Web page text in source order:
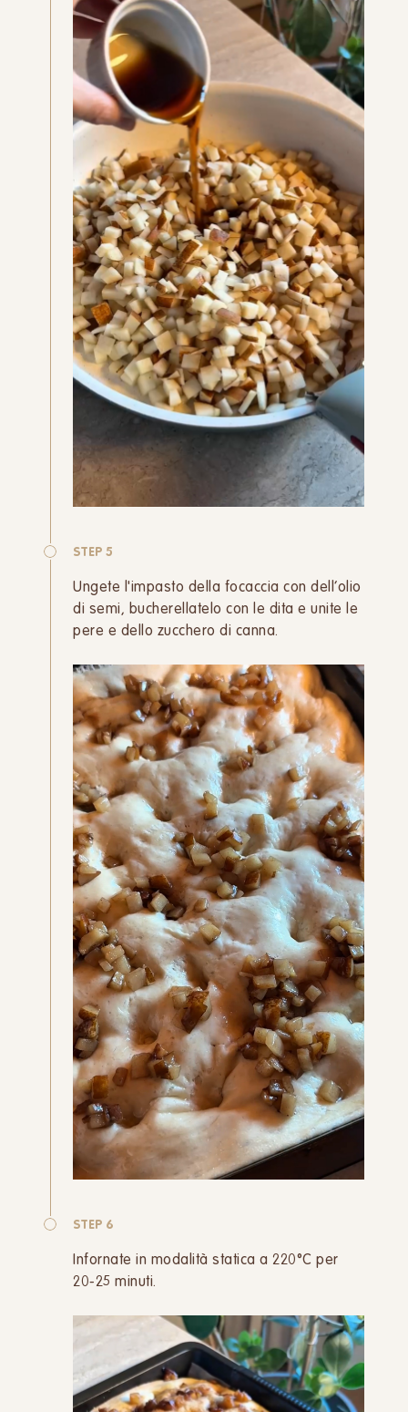
STEP 5
Ungete l'impasto della focaccia con dell’olio
di semi, bucherellatelo con le dita e unite le
pere e dello zucchero di canna.
STEP 6
Infornate in modalità statica a 220°C per
20-25 minuti.